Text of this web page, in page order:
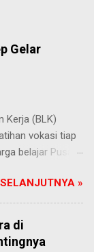
Gelar
Kerja (BLK)
vokasi tiap
belajar Pusat
8/2026).
pilihan
roti dan kue
dipilih
»
di